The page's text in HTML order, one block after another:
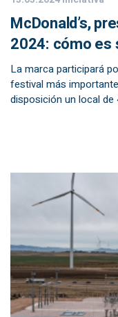
McDonald’s,
2024: cómo es
La marca participará
festival más
disposición un local de